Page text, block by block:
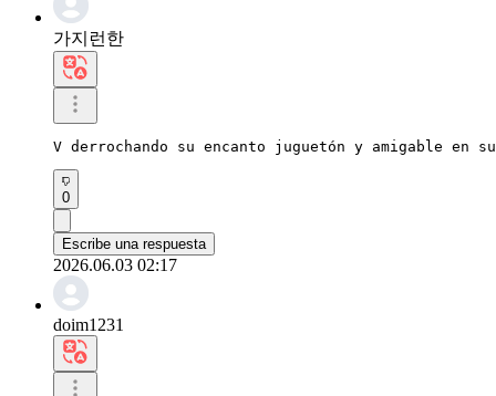
가지런한
V derrochando su encanto juguetón y amigable
0
Escribe una respuesta
2026.06.03 02:17
doim1231